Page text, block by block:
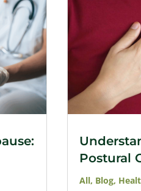
Postural
All, Blog,